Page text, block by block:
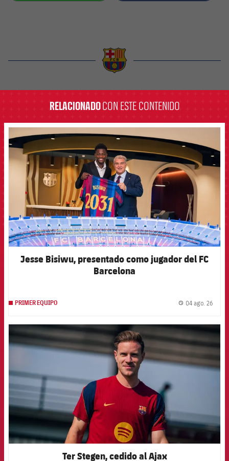
RELACIONADOCON ESTE CONTENIDO
Jesse Bisiwu, presentado como jugador del FC
Barcelona
PRIMER EQUIPO 04 ago. 26
FCB Barcelona badge
Ter Stegen, cedido al Ajax